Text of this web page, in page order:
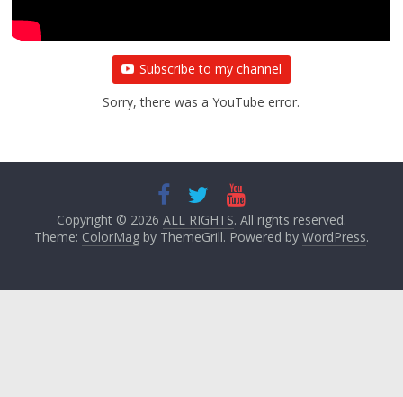
Subscribe to my channel
Sorry, there was a YouTube error.
Copyright © 2026 ALL RIGHTS. All rights reserved.
Theme: ColorMagby ThemeGrill. Powered by WordPress.